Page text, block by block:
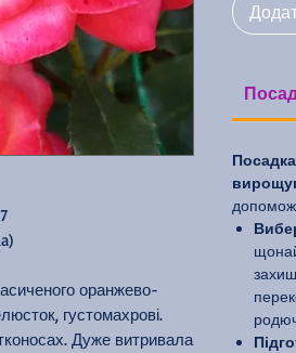
оранжево-
густомахрові.
Дуже витривала